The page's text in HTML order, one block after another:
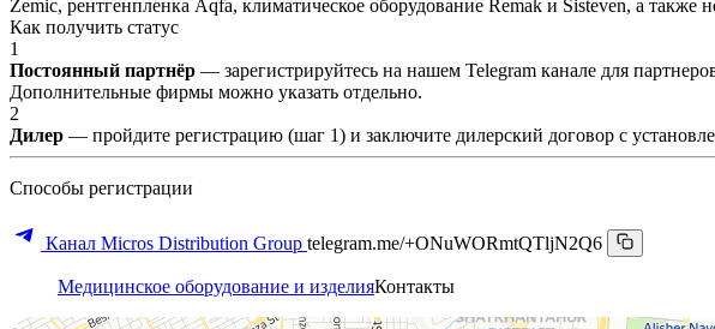
Zemic, рентгенпленка Aqfa, климатическое оборудование Remak и Sisteven, а также
Как получить статус
1
Постоянный партнёр — зарегистрируйтесь на нашем Telegram канале для
Дополнительные фирмы можно указать отдельно.
2
Дилер — пройдите регистрацию (шаг 1) и заключите дилерский договор с
Способы регистрации
Канал Micros Distribution Group telegram.me/+ONuWORmtQTljN2Q6
Медицинское оборудование и изделияКонтакты